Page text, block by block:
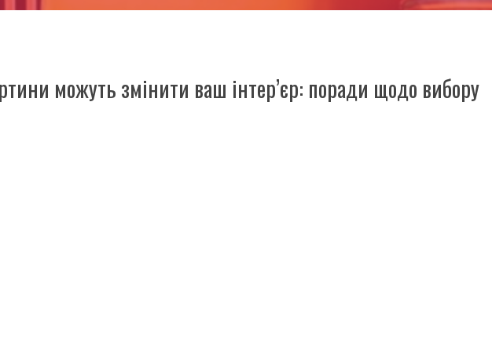
можуть змінити ваш інтер’єр: поради щодо вибору